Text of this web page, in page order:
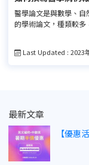
醫學論文是與數學、
的學術論文，種類較
Last Updated : 2023
最新文章
【優惠